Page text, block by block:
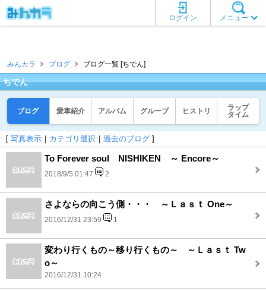
メニュー
ログイン
みんカラ ブログ ブログ一覧 [ちでん]
ちでん
ブログ 愛車紹介 アルバム グループ ヒストリ
ラップ
タイム
[ 写真表示 ｜ カテゴリ選択 ｜ 過去のブログ ]
To Forever soul NISHIKEN ～ Encore～
2018/9/5 01:47 2
さよならの向こう側・・・ ～Ｌａｓｔ One～
2016/12/31 23:59 1
変わり行くもの～移り行くもの～ ～Ｌａｓｔ Tw
o～
2016/12/31 10:24